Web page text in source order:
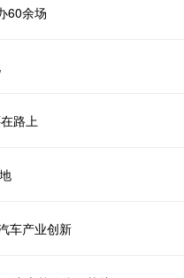
60余场
路上
车产业创新